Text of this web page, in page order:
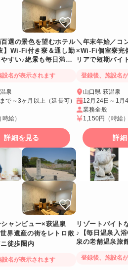
百選の景色を望むホテル
】Wi-Fi付き寮＆通し勤
すい♪絶景も毎日満
設名が表示されます
泉
で～3ヶ月以上（延長可）
（時給）
詳細を見る
＼年末年始／コ
×Wi-Fi個室寮完
リアで短期バイ
登録後、施設名
山口県 萩温泉
12月24日～1月
業務全般
1,150円
（時給）
詳
シャンビュー×萩温泉
界遺産の街をレトロ散
徒歩圏内
設名が表示されます
リゾートバイト
♪【毎日温泉入
泉の老舗温泉旅
登録後、施設名